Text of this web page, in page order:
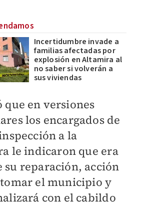
Incertidumbre invade a
familias afectadas por
explosión en Altamira al
no saber si volverán a
sus viviendas
que en versiones
los encargados de
a la
le indicaron que era
su reparación, acción
tomar el municipio y
con el cabildo